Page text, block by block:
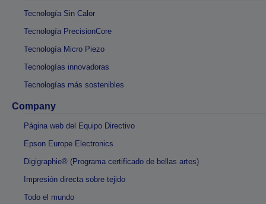
Tecnología Sin Calor
Tecnología PrecisionCore
Tecnología Micro Piezo
Tecnologías innovadoras
Tecnologías más sostenibles
Company
Página web del Equipo Directivo
Epson Europe Electronics
Digigraphie® (Programa certificado de bellas artes)
Impresión directa sobre tejido
Todo el mundo